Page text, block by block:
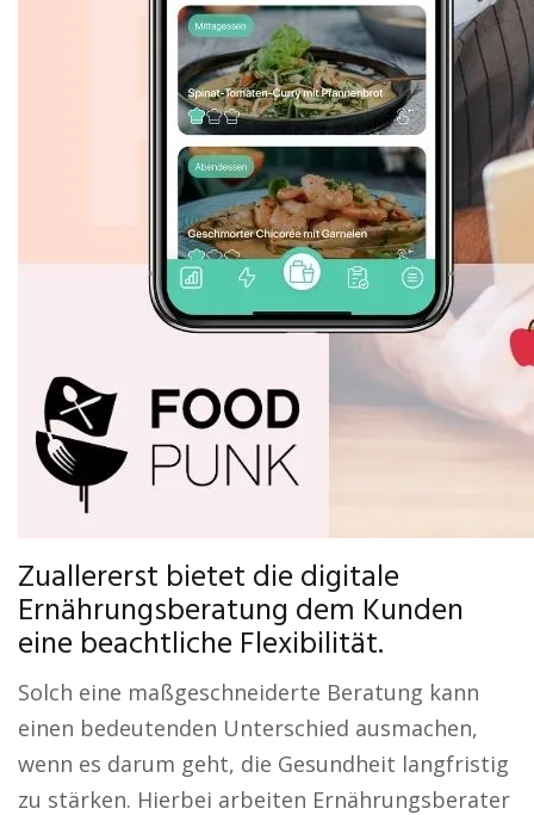
Zuallererst bietet die digitale
Ernährungsberatung dem Kunden
eine beachtliche Flexibilität.
Solch eine maßgeschneiderte Beratung kann
einen bedeutenden Unterschied ausmachen,
wenn es darum geht, die Gesundheit langfristig
zu stärken. Hierbei arbeiten Ernährungsberater